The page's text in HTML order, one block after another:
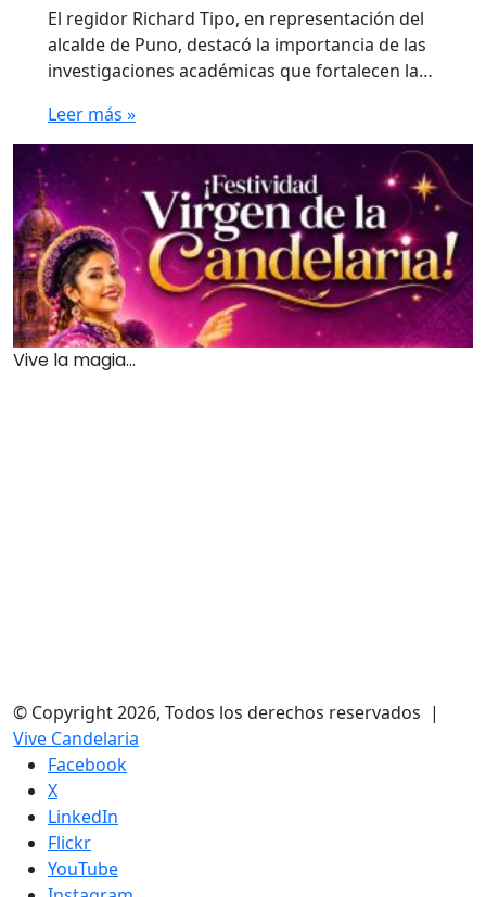
El regidor Richard Tipo, en representación del
alcalde de Puno, destacó la importancia de las
investigaciones académicas que fortalecen la…
Leer más »
Vive la magia...
© Copyright 2026, Todos los derechos reservados |
Vive Candelaria
Facebook
X
LinkedIn
Flickr
YouTube